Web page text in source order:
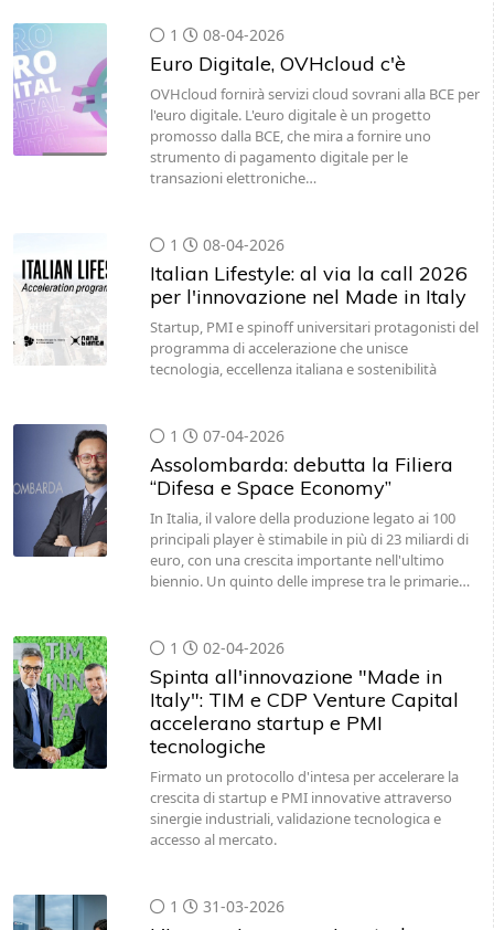
1 08-04-2026
Euro Digitale, OVHcloud c'è
OVHcloud fornirà servizi cloud sovrani alla BCE per
l'euro digitale. L'euro digitale è un progetto
promosso dalla BCE, che mira a fornire uno
strumento di pagamento digitale per le
transazioni elettroniche…
1 08-04-2026
Italian Lifestyle: al via la call 2026
per l'innovazione nel Made in Italy
Startup, PMI e spinoff universitari protagonisti del
programma di accelerazione che unisce
tecnologia, eccellenza italiana e sostenibilità
1 07-04-2026
Assolombarda: debutta la Filiera
“Difesa e Space Economy”
In Italia, il valore della produzione legato ai 100
principali player è stimabile in più di 23 miliardi di
euro, con una crescita importante nell'ultimo
biennio. Un quinto delle imprese tra le primarie…
1 02-04-2026
Spinta all'innovazione "Made in
Italy": TIM e CDP Venture Capital
accelerano startup e PMI
tecnologiche
Firmato un protocollo d'intesa per accelerare la
crescita di startup e PMI innovative attraverso
sinergie industriali, validazione tecnologica e
accesso al mercato.
1 31-03-2026